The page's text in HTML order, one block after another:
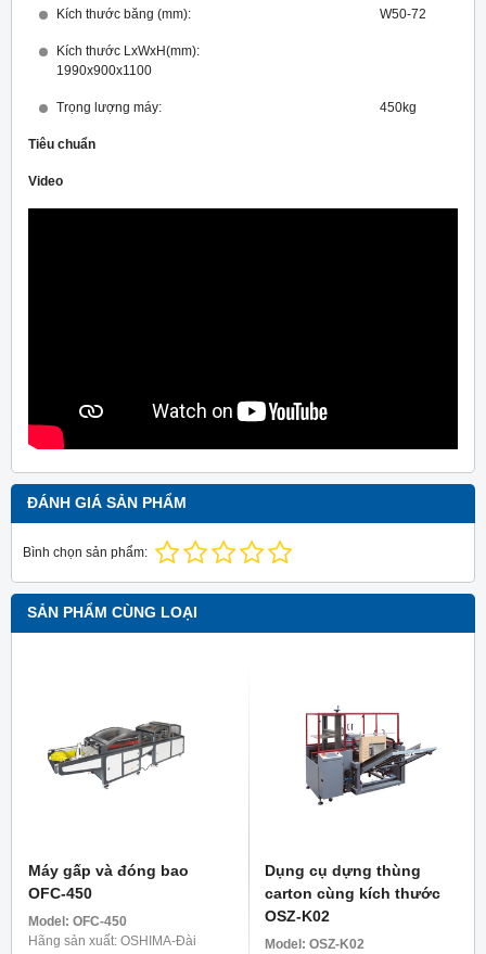
Kích thước băng (mm): W50-72
Kích thước LxWxH(mm):
1990x900x1100
Trọng lượng máy: 450kg
Tiêu chuẩn
Video
ĐÁNH GIÁ SẢN PHẨM
Bình chọn sản phẩm:
SẢN PHẨM CÙNG LOẠI
Máy gấp và đóng bao
OFC-450
Model: OFC-450
Hãng sản xuất: OSHIMA-Đài
Dụng cụ dựng thùng
carton cùng kích thước
OSZ-K02
Model: OSZ-K02